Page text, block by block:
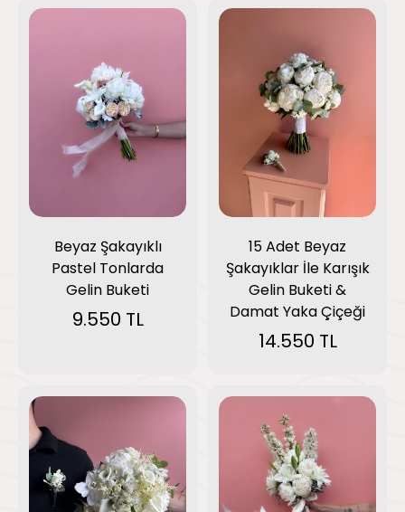
Beyaz Şakayıklı
Pastel Tonlarda
Gelin Buketi
9.550 TL
15 Adet Beyaz
Şakayıklar İle Karışık
Gelin Buketi &
Damat Yaka Çiçeği
14.550 TL